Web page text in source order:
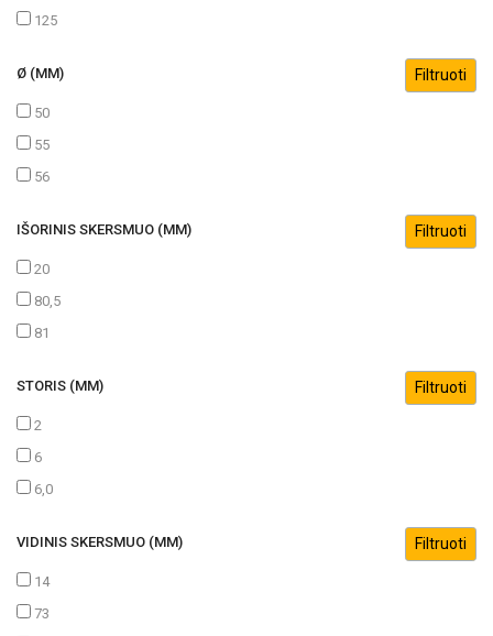
125
Ø (MM)
50
55
56
IŠORINIS SKERSMUO (MM)
20
80,5
81
STORIS (MM)
2
6
6,0
VIDINIS SKERSMUO (MM)
14
73